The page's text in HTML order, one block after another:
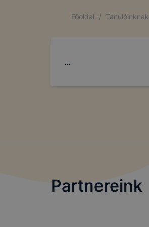
Főoldal / Tanulóinknak
...
Partnereink